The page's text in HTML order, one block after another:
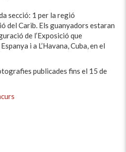
secció: 1 per la regió
del Carib. Els guanyadors estaran
de l’Exposició que
i a L’Havana, Cuba, en el
publicades fins el 15 de